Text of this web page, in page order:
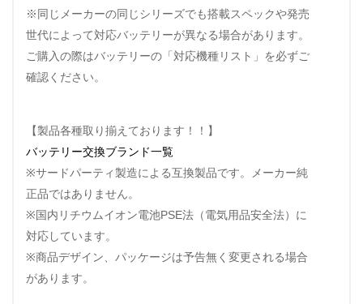
※同じメーカーの同じシリーズでも搭載スペックや発売
世代によって対応バッテリーが異なる場合があります。
ご購入の際はバッテリーの「対応機種リスト」を必ずご
確認ください。
【製品各種取り揃えております！！】
バッテリー交換ブランド一覧
※サードパーティ製造による互換製品です。メーカー純
正品ではありません。
※国内リチウムイオン電池PSE法（電気用品安全法）に
対応しています。
※商品デザイン、パッケージは予告無く変更される場合
があります。